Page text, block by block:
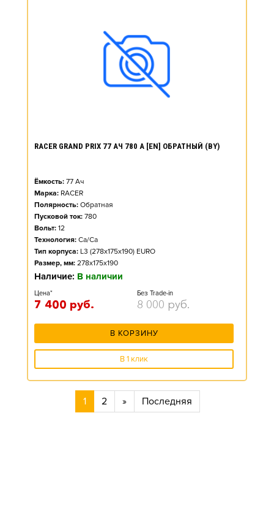
RACER GRAND PRIX 77 АЧ 780 А [EN] ОБРАТНЫЙ (BY)
Ёмкость: 77 Ач
Марка: RACER
Полярность: Обратная
Пусковой ток: 780
Вольт: 12
Технология: Ca/Ca
Тип корпуса: L3 (278x175x190) EURO
Размер, мм: 278x175x190
Наличие: В наличии
Цена*
7 400 руб.
Без Trade-in
8 000 руб.
В КОРЗИНУ
В 1 клик
1 2 » Последняя